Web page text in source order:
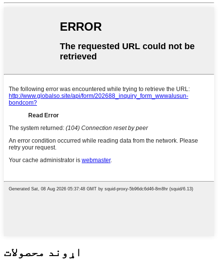
اړوند محصولات